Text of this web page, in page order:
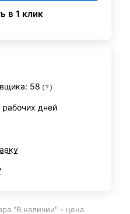
в 1 клик
58 ?
дней
"В наличии" - цена